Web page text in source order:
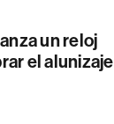
un reloj
el alunizaje